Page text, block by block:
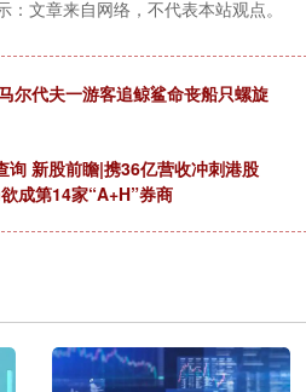
：文章来自网络，不代表本站观点。
尔代夫一游客追鲸鲨命丧船只螺旋
询 新股前瞻|携36亿营收冲刺港股
成第14家“A+H”券商